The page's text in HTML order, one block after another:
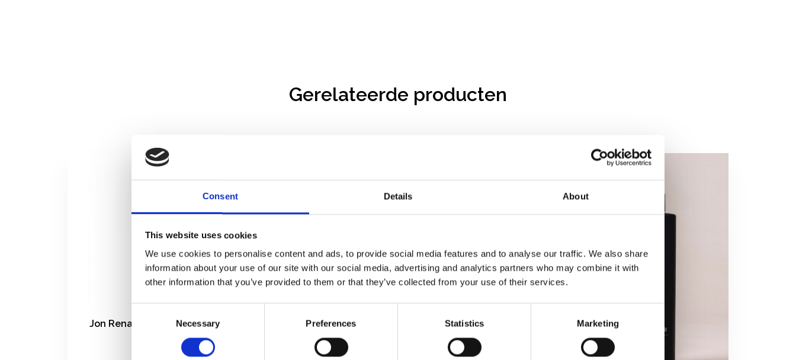
Consent Details About
This website uses cookies
We use cookies to personalise content and ads, to provide social media features and to analyse our traffic. We also share
information about your use of our site with our social media, advertising and analytics partners who may combine it with
other information that you’ve provided to them or that they’ve collected from your use of their services.
Selection
Necessary Preferences Statistics Marketing
Gerelateerde producten
Jon Renau Borstel pruik